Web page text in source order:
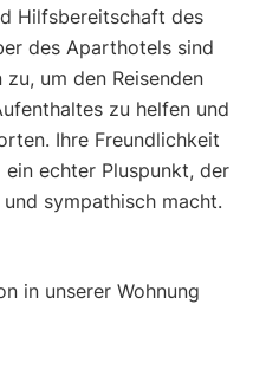
Hilfsbereitschaft des
des Aparthotels sind
um den Reisenden
zu helfen und
Ihre Freundlichkeit
echter Pluspunkt, der
sympathisch macht.